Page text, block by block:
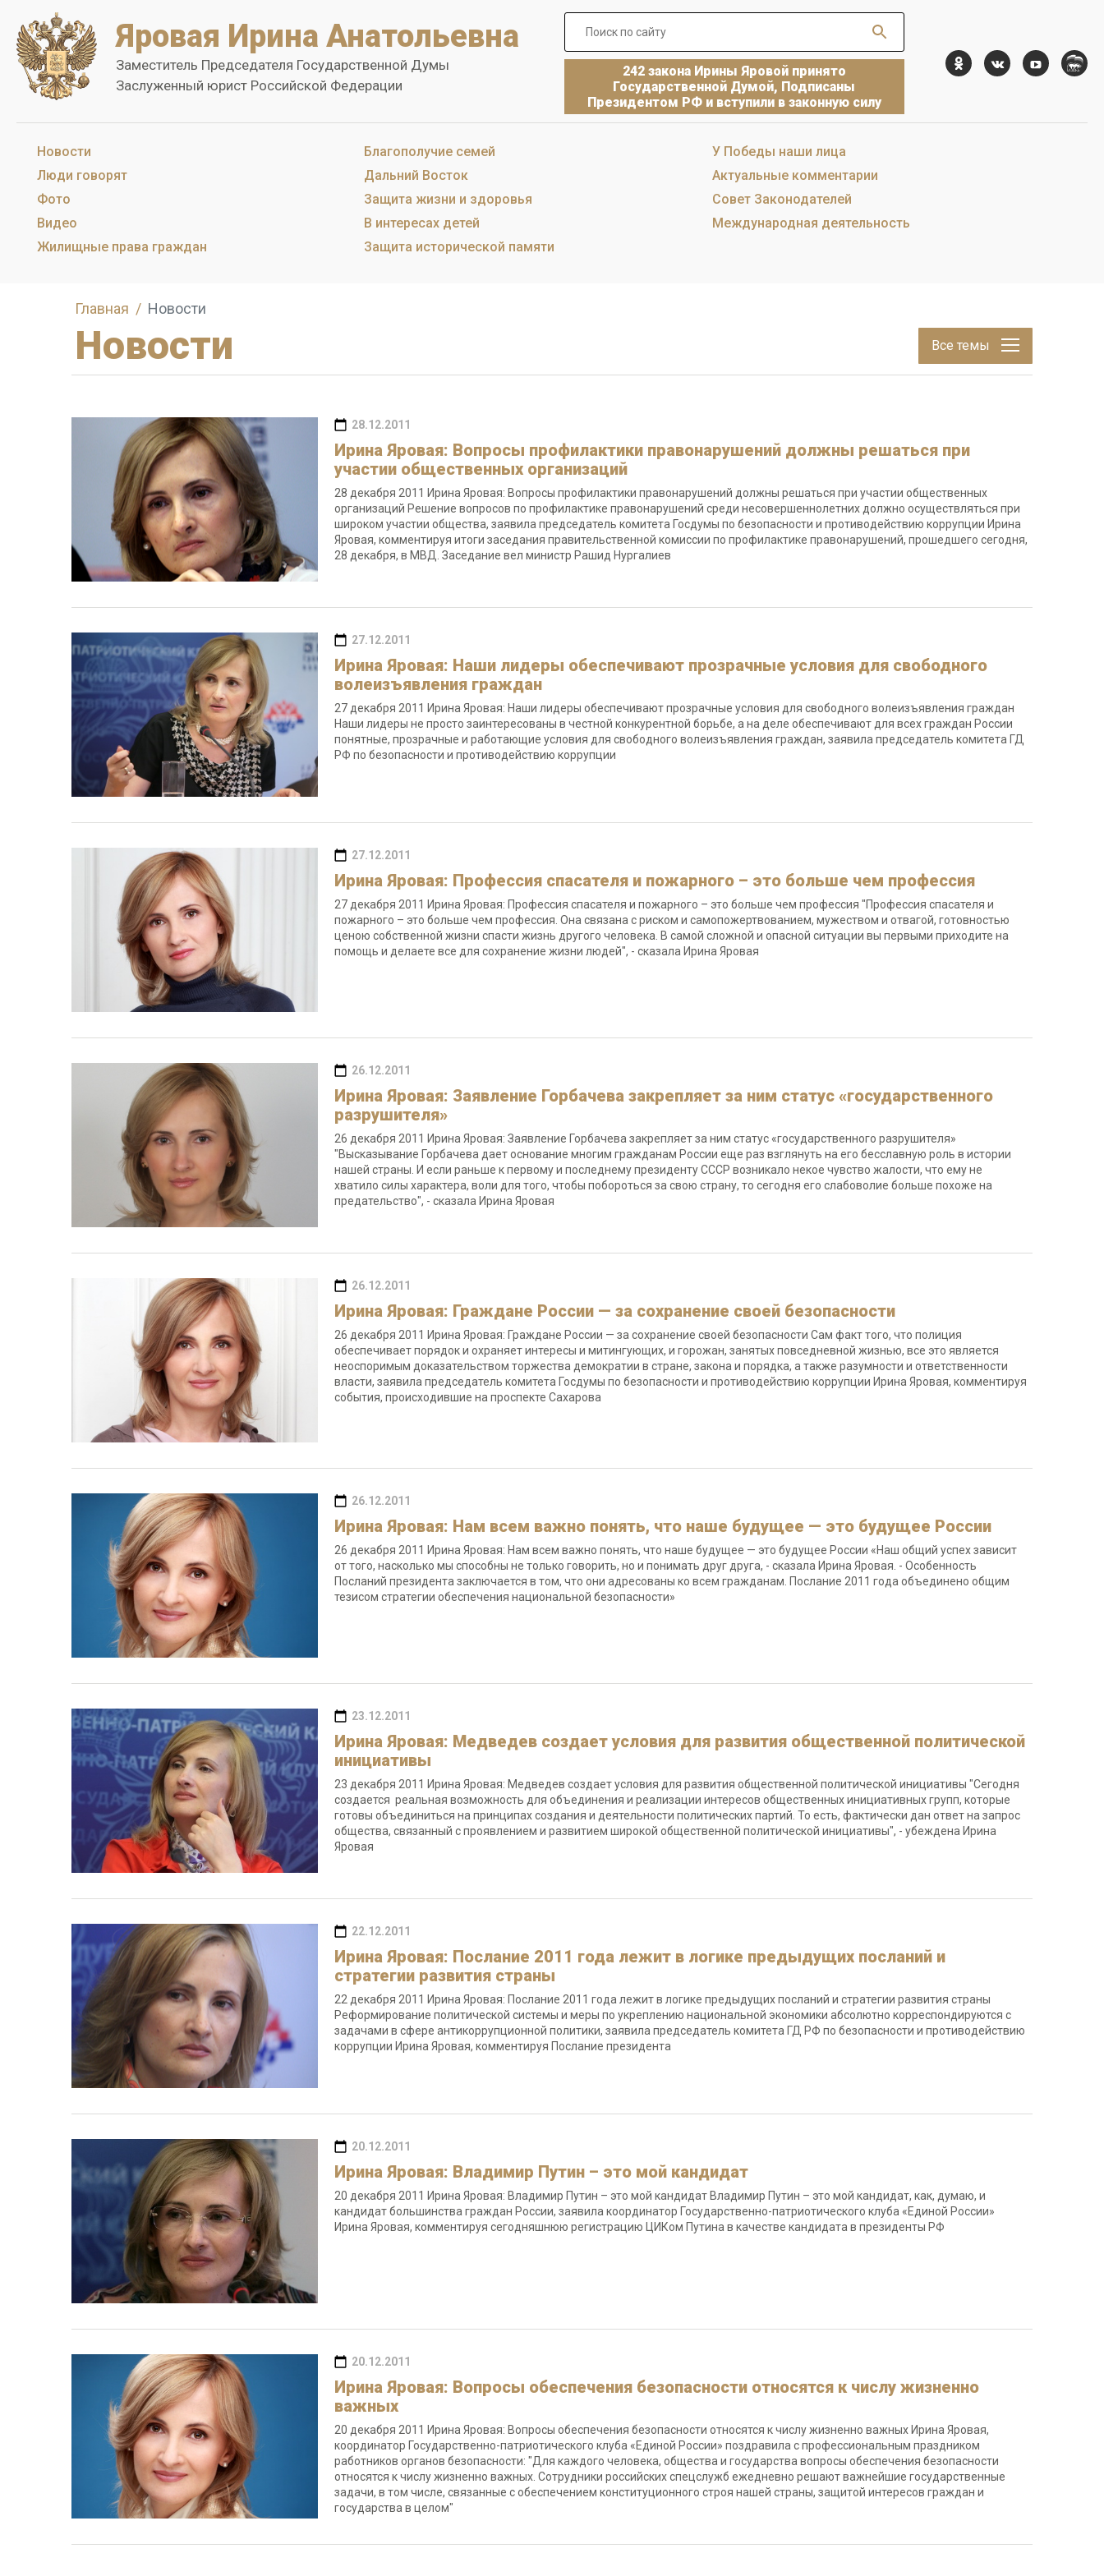
Яровая Ирина Анатольевна
Заместитель Председателя Государственной Думы
Заслуженный юрист Российской Федерации
242 закона Ирины Яровой принято
Государственной Думой, Подписаны
Президентом РФ и вступили в законную силу
Новости
Люди говорят
Фото
Видео
Жилищные права граждан
Благополучие семей
Дальний Восток
Защита жизни и здоровья
В интересах детей
Защита исторической памяти
У Победы наши лица
Актуальные комментарии
Совет Законодателей
Международная деятельность
Главная Новости
Новости Все темы
28.12.2011
Ирина Яровая: Вопросы профилактики правонарушений должны решаться при
участии общественных организаций
28 декабря 2011 Ирина Яровая: Вопросы профилактики правонарушений должны решаться при участии общественных
организаций Решение вопросов по профилактике правонарушений среди несовершеннолетних должно осуществляться при
широком участии общества, заявила председатель комитета Госдумы по безопасности и противодействию коррупции Ирина
Яровая, комментируя итоги заседания правительственной комиссии по профилактике правонарушений, прошедшего сегодня,
28 декабря, в МВД. Заседание вел министр Рашид Нургалиев
27.12.2011
Ирина Яровая: Наши лидеры обеспечивают прозрачные условия для свободного
волеизъявления граждан
27 декабря 2011 Ирина Яровая: Наши лидеры обеспечивают прозрачные условия для свободного волеизъявления граждан
Наши лидеры не просто заинтересованы в честной конкурентной борьбе, а на деле обеспечивают для всех граждан России
понятные, прозрачные и работающие условия для свободного волеизъявления граждан, заявила председатель комитета ГД
РФ по безопасности и противодействию коррупции
27.12.2011
Ирина Яровая: Профессия спасателя и пожарного – это больше чем профессия
27 декабря 2011 Ирина Яровая: Профессия спасателя и пожарного – это больше чем профессия "Профессия спасателя и
пожарного – это больше чем профессия. Она связана с риском и самопожертвованием, мужеством и отвагой, готовностью
ценою собственной жизни спасти жизнь другого человека. В самой сложной и опасной ситуации вы первыми приходите на
помощь и делаете все для сохранение жизни людей", - сказала Ирина Яровая
26.12.2011
Ирина Яровая: Заявление Горбачева закрепляет за ним статус «государственного
разрушителя»
26 декабря 2011 Ирина Яровая: Заявление Горбачева закрепляет за ним статус «государственного разрушителя»
"Высказывание Горбачева дает основание многим гражданам России еще раз взглянуть на его бесславную роль в истории
нашей страны. И если раньше к первому и последнему президенту СССР возникало некое чувство жалости, что ему не
хватило силы характера, воли для того, чтобы побороться за свою страну, то сегодня его слабоволие больше похоже на
предательство", - сказала Ирина Яровая
26.12.2011
Ирина Яровая: Граждане России — за сохранение своей безопасности
26 декабря 2011 Ирина Яровая: Граждане России — за сохранение своей безопасности Сам факт того, что полиция
обеспечивает порядок и охраняет интересы и митингующих, и горожан, занятых повседневной жизнью, все это является
неоспоримым доказательством торжества демократии в стране, закона и порядка, а также разумности и ответственности
власти, заявила председатель комитета Госдумы по безопасности и противодействию коррупции Ирина Яровая, комментируя
события, происходившие на проспекте Сахарова
26.12.2011
Ирина Яровая: Нам всем важно понять, что наше будущее — это будущее России
26 декабря 2011 Ирина Яровая: Нам всем важно понять, что наше будущее — это будущее России «Наш общий успех зависит
от того, насколько мы способны не только говорить, но и понимать друг друга, - сказала Ирина Яровая. - Особенность
Посланий президента заключается в том, что они адресованы ко всем гражданам. Послание 2011 года объединено общим
тезисом стратегии обеспечения национальной безопасности»
23.12.2011
Ирина Яровая: Медведев создает условия для развития общественной политической
инициативы
23 декабря 2011 Ирина Яровая: Медведев создает условия для развития общественной политической инициативы "Сегодня
создается реальная возможность для объединения и реализации интересов общественных инициативных групп, которые
готовы объединиться на принципах создания и деятельности политических партий. То есть, фактически дан ответ на запрос
общества, связанный с проявлением и развитием широкой общественной политической инициативы", - убеждена Ирина
Яровая
22.12.2011
Ирина Яровая: Послание 2011 года лежит в логике предыдущих посланий и
стратегии развития страны
22 декабря 2011 Ирина Яровая: Послание 2011 года лежит в логике предыдущих посланий и стратегии развития страны
Реформирование политической системы и меры по укреплению национальной экономики абсолютно корреспондируются с
задачами в сфере антикоррупционной политики, заявила председатель комитета ГД РФ по безопасности и противодействию
коррупции Ирина Яровая, комментируя Послание президента
20.12.2011
Ирина Яровая: Владимир Путин – это мой кандидат
20 декабря 2011 Ирина Яровая: Владимир Путин – это мой кандидат Владимир Путин – это мой кандидат, как, думаю, и
кандидат большинства граждан России, заявила координатор Государственно-патриотического клуба «Единой России»
Ирина Яровая, комментируя сегодняшнюю регистрацию ЦИКом Путина в качестве кандидата в президенты РФ
20.12.2011
Ирина Яровая: Вопросы обеспечения безопасности относятся к числу жизненно
важных
20 декабря 2011 Ирина Яровая: Вопросы обеспечения безопасности относятся к числу жизненно важных Ирина Яровая,
координатор Государственно-патриотического клуба «Единой России» поздравила с профессиональным праздником
работников органов безопасности: "Для каждого человека, общества и государства вопросы обеспечения безопасности
относятся к числу жизненно важных. Сотрудники российских спецслужб ежедневно решают важнейшие государственные
задачи, в том числе, связанные с обеспечением конституционного строя нашей страны, защитой интересов граждан и
государства в целом"